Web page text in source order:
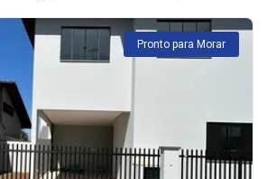
Pronto para Morar